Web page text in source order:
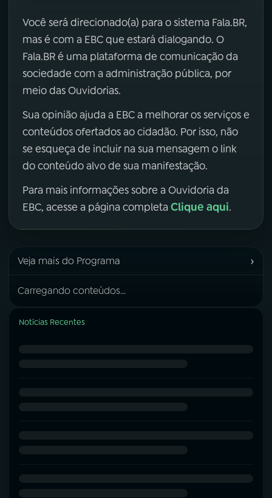
Você será direcionado(a) para o sistema Fala.BR,
mas é com a EBC que estará dialogando. O
Fala.BR é uma plataforma de comunicação da
sociedade com a administração pública, por
meio das Ouvidorias.
Sua opinião ajuda a EBC a melhorar os serviços e
conteúdos ofertados ao cidadão. Por isso, não
se esqueça de incluir na sua mensagem o link
do conteúdo alvo de sua manifestação.
Para mais informações sobre a Ouvidoria da
EBC, acesse a página completa Clique aqui.
Veja mais do Programa ›
Carregando conteúdos...
Notícias Recentes